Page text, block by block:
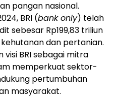
pangan nasional.
BRI (bank only) telah
sebesar Rp199,83 triliun
dan pertanian.
visi BRI sebagai mitra
memperkuat sektor-
pertumbuhan
masyarakat.